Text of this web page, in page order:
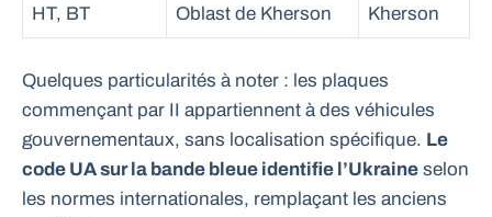
HT, BT Oblast de Kherson Kherson
Quelques particularités à noter : les plaques
commençant par II appartiennent à des véhicules
gouvernementaux, sans localisation spécifique. Le
code UA sur la bande bleue identifie l’Ukraine selon
les normes internationales, remplaçant les anciens